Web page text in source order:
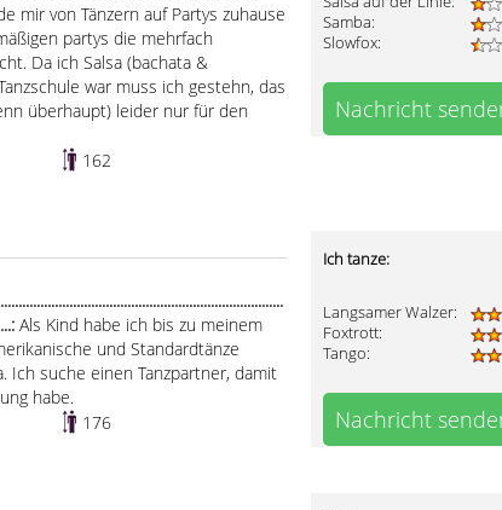
mir von Tänzern auf Partys zuhause
partys die mehrfach
Da ich Salsa (bachata &
war muss ich gestehn, das
überhaupt) leider nur für den
162
Samba:
Slowfox:
Nachricht
Als Kind habe ich bis zu meinem
und Standardtänze
Ich suche einen Tanzpartner, damit
habe.
176
Ich tanze:
Langsamer Walzer:
Foxtrott:
Tango:
Nachricht